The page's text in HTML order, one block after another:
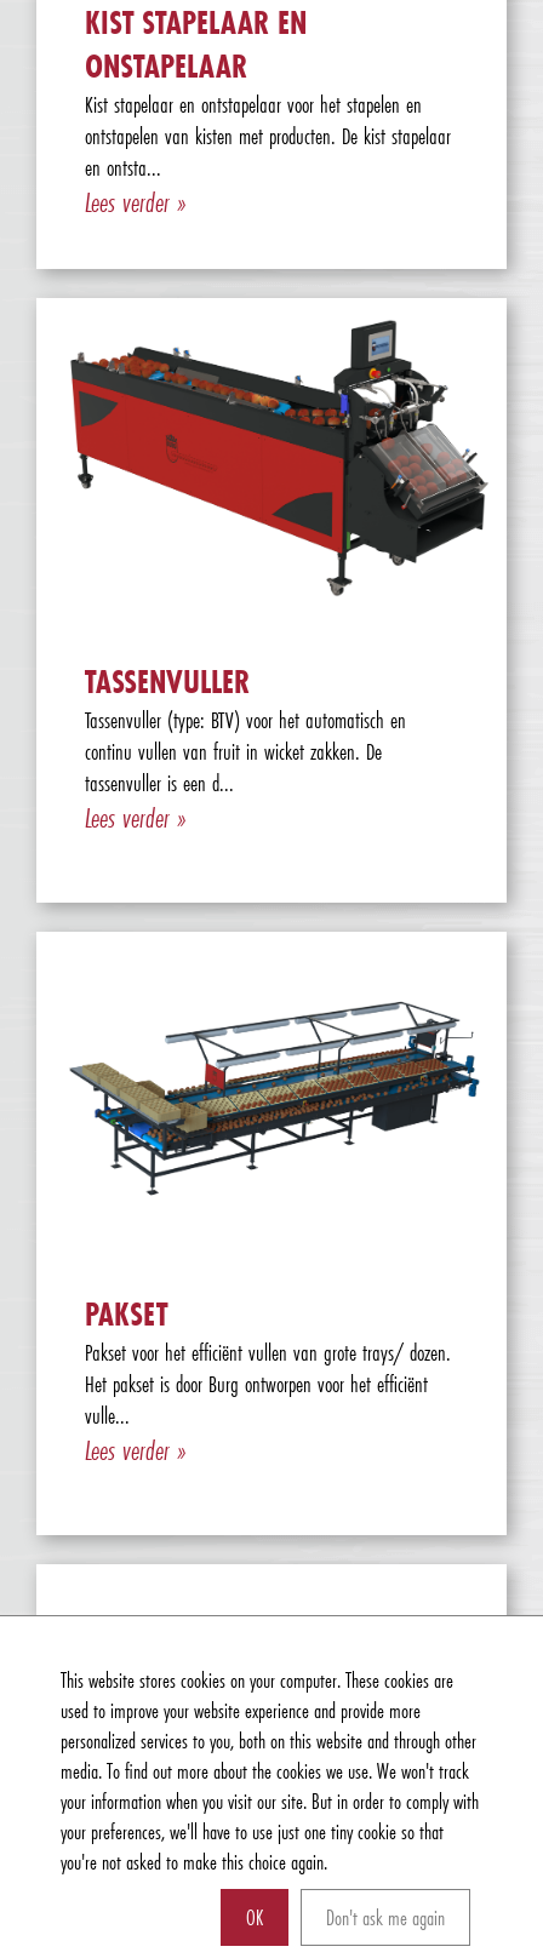
KIST STAPELAAR EN
ONSTAPELAAR
Kist stapelaar en ontstapelaar voor het stapelen en
ontstapelen van kisten met producten. De kist stapelaar
en ontsta...
Lees verder »
TASSENVULLER
Tassenvuller (type: BTV) voor het automatisch en
continu vullen van fruit in wicket zakken. De
tassenvuller is een d...
Lees verder »
PAKSET
Pakset voor het efficiënt vullen van grote trays/ dozen.
Het pakset is door Burg ontworpen voor het efficiënt
vulle...
Lees verder »
FLOWPACK INVOERUNIT
Kunnen wij u ergens mee helpen?
This website stores cookies on your computer. These cookies are
used to improve your website experience and provide more
personalized services to you, both on this website and through other
media. To find out more about the cookies we use. We won't track
your information when you visit our site. But in order to comply with
your preferences, we'll have to use just one tiny cookie so that
you're not asked to make this choice again.
Don't ask me again
OK